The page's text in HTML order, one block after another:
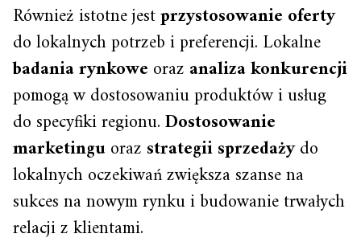
Również istotne jestprzystosowanie oferty
do lokalnych potrzeb i preferencji. Lokalne
badania rynkowe oraz analiza konkurencji
pomogą w dostosowaniu produktów i usług
do specyfiki regionu.Dostosowanie
marketinguoraz strategii sprzedażydo
lokalnych oczekiwań zwiększa szanse na
sukces na nowym rynku i budowanie trwałych
relacji z klientami.